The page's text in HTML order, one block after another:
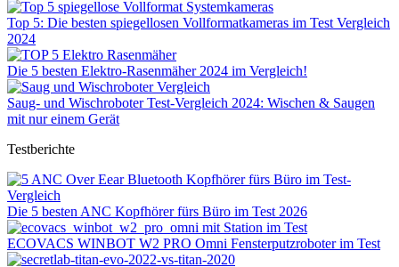
Top 5: Die besten spiegellosen Vollformatkameras im Test Vergleich
2024
Die 5 besten Elektro-Rasenmäher 2024 im Vergleich!
Saug- und Wischroboter Test-Vergleich 2024: Wischen & Saugen
mit nur einem Gerät
Testberichte
Die 5 besten ANC Kopfhörer fürs Büro im Test 2026
ECOVACS WINBOT W2 PRO Omni Fensterputzroboter im Test